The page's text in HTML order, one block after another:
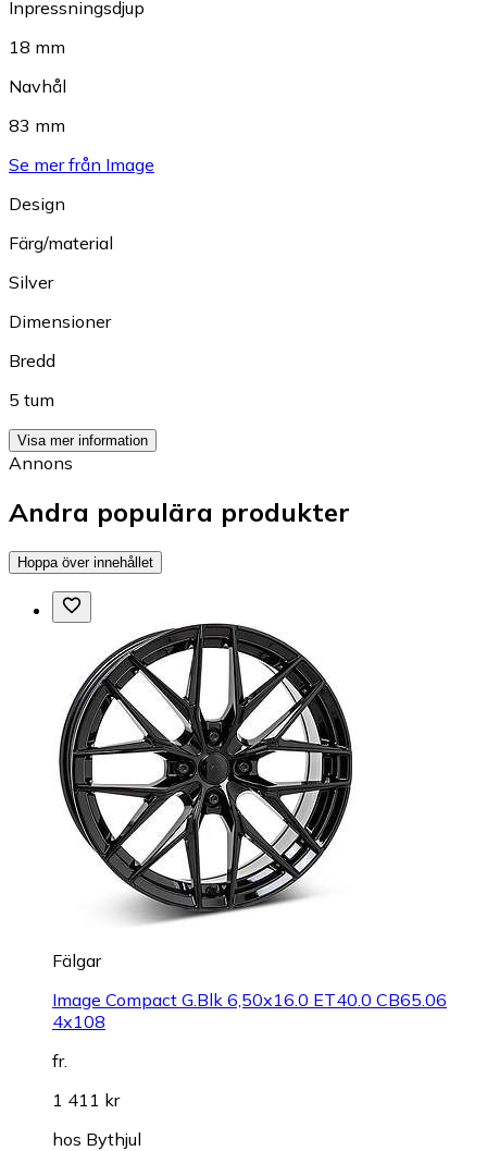
Inpressningsdjup
18 mm
Navhål
83 mm
Se mer från Image
Design
Färg/material
Silver
Dimensioner
Bredd
5 tum
Visa mer information
Annons
Andra populära produkter
Hoppa över innehållet
Fälgar
Image Compact G.Blk 6,50x16.0 ET40.0 CB65.06
4x108
fr.
1 411 kr
hos Bythjul